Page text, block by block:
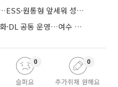
LG엔솔, 2개 분기 만에 흑자…ESS·원통형 앞세워 성장 가속
NCC 139만t 줄이고 롯데·한화·DL 공동 운영…여수 1호 본궤도
슬퍼요
0
추가취재 원해요
0